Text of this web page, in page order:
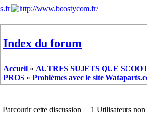
Index du forum
Accueil » AUTRES SUJETS QUE
PROS » Problèmes avec le site
Parcourir cette discussion : 1 Utilisateurs non